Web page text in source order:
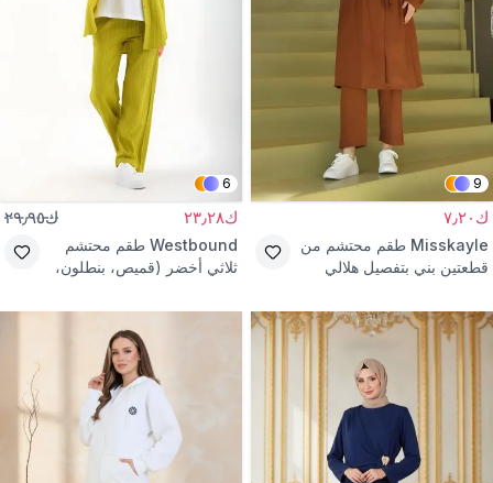
9
ك٧٫٢٠
Misskayle طقم محتشم من
قطعتين بني بتفصيل هلالي
6
ك٢٣٫٢٨ ك٢٩٫٩٥
Westbound طقم محتشم
ثلاثي أخضر (قميص، بنطلون،